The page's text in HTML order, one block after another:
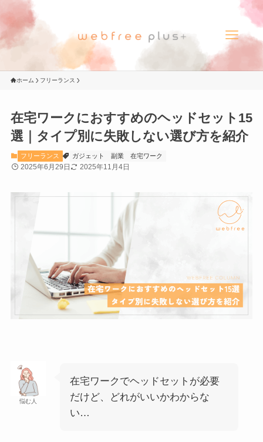
ホーム フリーランス
在宅ワークにおすすめのヘッドセット15
選｜タイプ別に失敗しない選び方を紹介
フリーランス ガジェット 副業 在宅ワーク
2025年6月29日 2025年11月4日
悩む人
在宅ワークでヘッドセットが必要
だけど、どれがいいかわからな
い…